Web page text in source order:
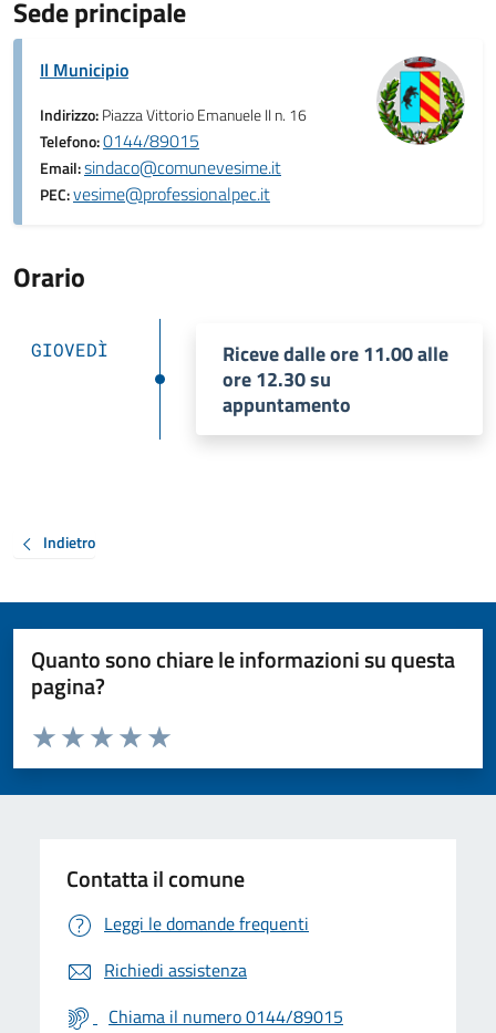
Sede principale
Il Municipio
Indirizzo:Piazza Vittorio Emanuele II n. 16
Telefono:0144/89015
Email:sindaco@comunevesime.it
PEC:vesime@professionalpec.it
Orario
GIOVEDÌ
Riceve dalle ore 11.00 alle
ore 12.30 su
appuntamento
Indietro
Quanto sono chiare le informazioni su questa
pagina?
Valuta da 1 a 5 stelle la pagina
Valuta 5 stelle su 5
Valuta 4 stelle su 5
Valuta 3 stelle su 5
Valuta 2 stelle su 5
Valuta 1 stelle su 5
Contatta il comune
Leggi le domande frequenti
Richiedi assistenza
Chiama il numero 0144/89015